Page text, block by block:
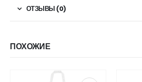
ОТЗЫВЫ (0)
ПОХОЖИЕ